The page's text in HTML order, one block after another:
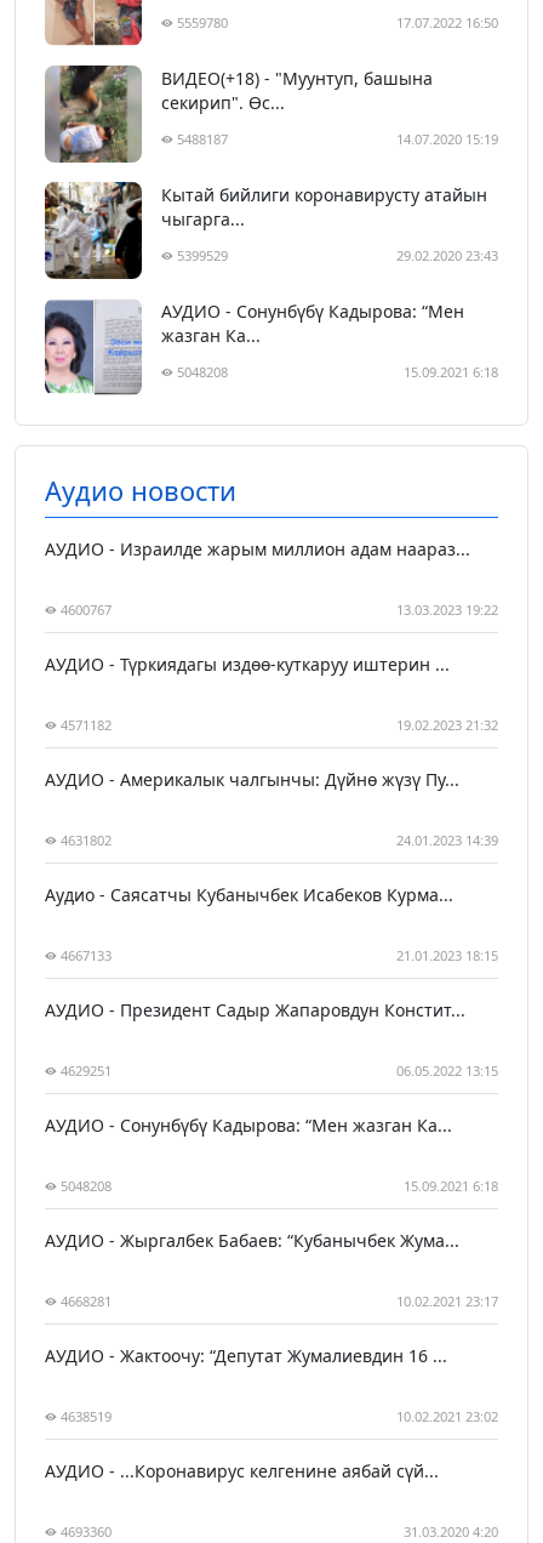
5559780 17.07.2022 16:50
ВИДЕО(+18) - "Муунтуп, башына
секирип". Өс...
5488187 14.07.2020 15:19
Кытай бийлиги коронавирусту атайын
чыгарга...
5399529 29.02.2020 23:43
АУДИО - Сонунбүбү Кадырова: “Мен
жазган Ка...
5048208 15.09.2021 6:18
Аудио новости
АУДИО - Израилде жарым миллион адам наараз...
4600767 13.03.2023 19:22
АУДИО - Түркиядагы издөө-куткаруу иштерин ...
4571182 19.02.2023 21:32
АУДИО - Америкалык чалгынчы: Дүйнө жүзү Пу...
4631802 24.01.2023 14:39
Аудио - Саясатчы Кубанычбек Исабеков Курма...
4667133 21.01.2023 18:15
АУДИО - Президент Садыр Жапаровдун Констит...
4629251 06.05.2022 13:15
АУДИО - Сонунбүбү Кадырова: “Мен жазган Ка...
5048208 15.09.2021 6:18
АУДИО - Жыргалбек Бабаев: “Кубанычбек Жума...
4668281 10.02.2021 23:17
АУДИО - Жактоочу: “Депутат Жумалиевдин 16 ...
4638519 10.02.2021 23:02
АУДИО - ...Коронавирус келгенине аябай сүй...
4693360 31.03.2020 4:20